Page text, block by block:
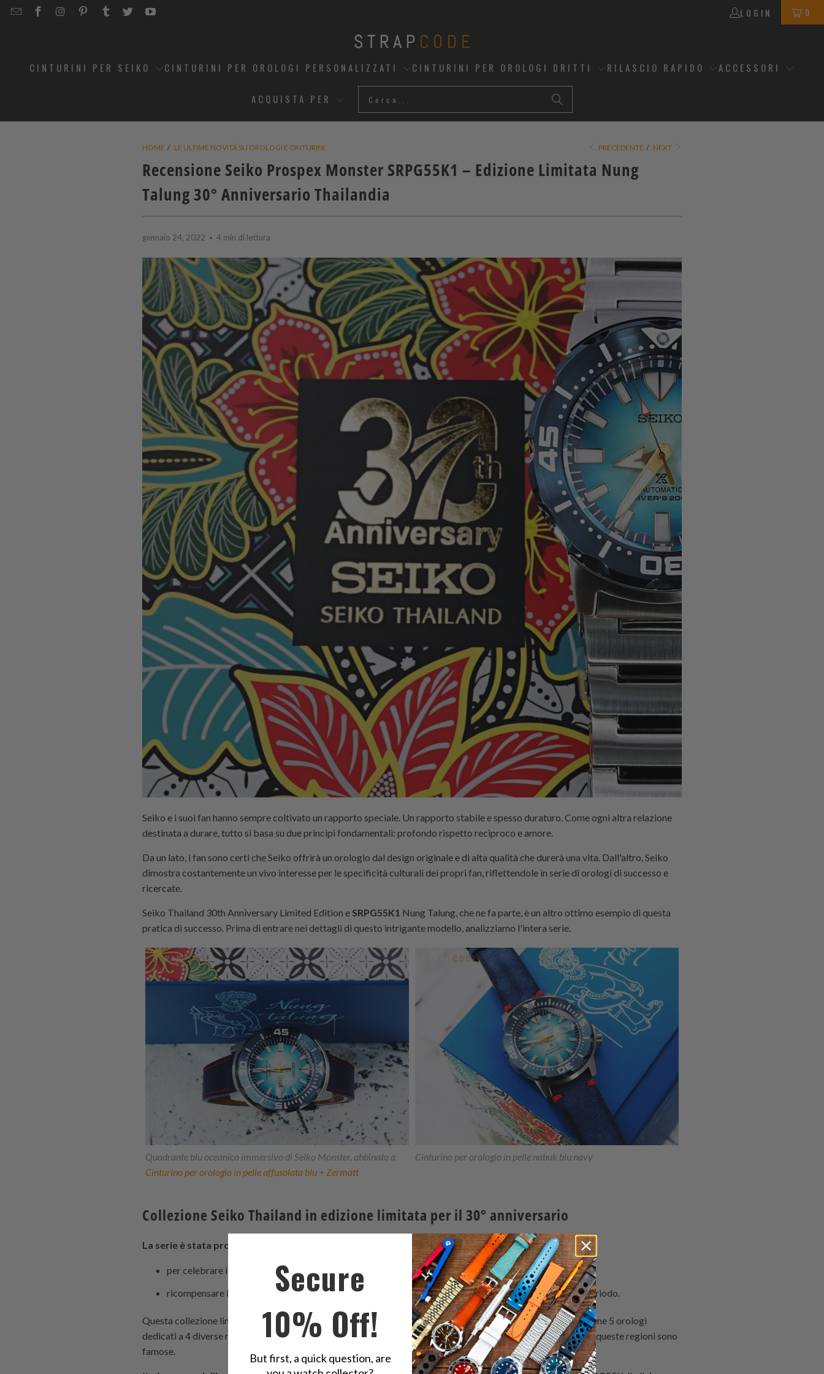
EMAILSTRAPCODE
STRAPCODE
STRAPCODE
STRAPCODE
STRAPCODE
STRAPCODE
LOGIN 0
CINTURINI PER SEIKO CINTURINI PER OROLOGI PERSONALIZZATI CINTURINI PER OROLOGI DRITTI RILASCIO RAPIDO ACCESSORI
ACQUISTA PER
HOME / LE ULTIME NOVITÀ SU OROLOGI E CINTURINI PRECEDENTE / NEXT
Recensione Seiko Prospex Monster SRPG55K1 – Edizione Limitata Nung
Talung 30° Anniversario Thailandia
gennaio 24, 2022 4 min di lettura
Seiko e i suoi fan hanno sempre coltivato un rapporto speciale. Un rapporto stabile e spesso duraturo. Come ogni altra relazione
destinata a durare, tutto si basa su due principi fondamentali: profondo rispetto reciproco e amore.
Da un lato, i fan sono certi che Seiko offrirà un orologio dal design originale e di alta qualità che durerà una vita. Dall'altro, Seiko
dimostra costantemente un vivo interesse per le specificità culturali dei propri fan, riflettendole in serie di orologi di successo e
ricercate.
Seiko Thailand 30th Anniversary Limited Edition e SRPG55K1 Nung Talung, che ne fa parte, è un altro ottimo esempio di questa
pratica di successo. Prima di entrare nei dettagli di questo intrigante modello, analizziamo l'intera serie.
Quadrante blu oceanico immersivo di Seiko Monster, abbinato a
Cinturino per orologio in pelle affusolata blu + Zermatt
Cinturino per orologio in pelle nabuk blu navy
Collezione Seiko Thailand in edizione limitata per il 30° anniversario
La serie è stata progettata e pubblicata per due motivi principali.
per celebrare i 30 anni di produzione di successo di Seiko in Thailandia
ricompensare la fiducia e la lealtà che i loro utenti thailandesi hanno dimostrato durante tutto questo periodo.
Questa collezione limitata Seiko "Real Thai" si ispira alla ricca tradizione folcloristica della Thailandia. Contiene 5 orologi
dedicati a 4 diverse regioni della Thailandia, ognuno dei quali celebra un punto di riferimento culturale per cui queste regioni sono
famose.
Secure
10% Off!
But first, a quick question, are